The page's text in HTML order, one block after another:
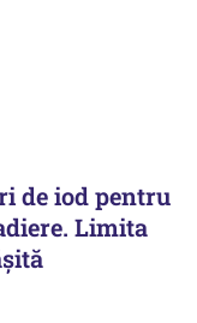
de iod pentru
Limita